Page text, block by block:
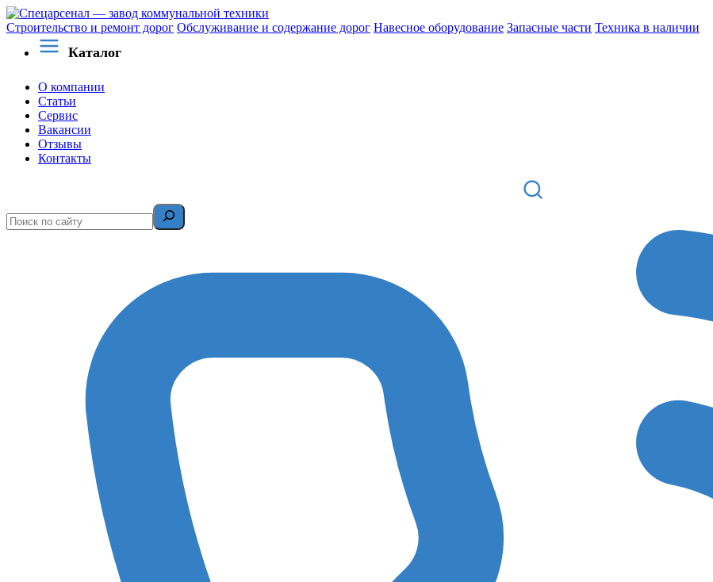
Строительство и ремонт дорог Обслуживание и содержание дорог Навесное оборудование Запасные части Техника в наличии
Каталог
О компании
Статьи
Сервис
Вакансии
Отзывы
Контакты